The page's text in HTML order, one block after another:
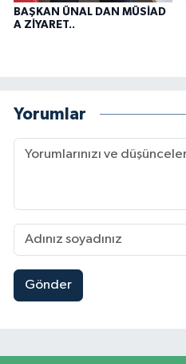
BAŞKAN ÜNAL DAN MÜSİAD
A ZİYARET..
Yorumlar
Gönder